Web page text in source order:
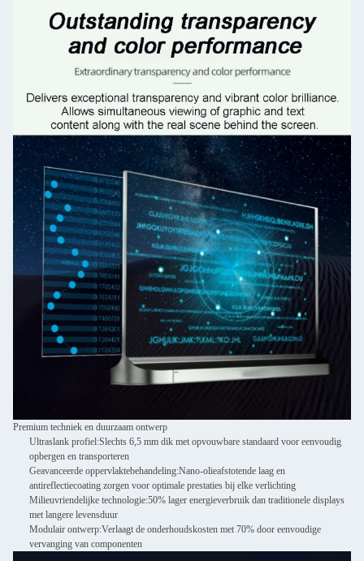
Premium techniek en duurzaam ontwerp
Ultraslank profiel:Slechts 6,5 mm dik met opvouwbare standaard voor eenvoudig
opbergen en transporteren
Geavanceerde oppervlaktebehandeling:Nano-olieafstotende laag en
antireflectiecoating zorgen voor optimale prestaties bij elke verlichting
Milieuvriendelijke technologie:50% lager energieverbruik dan traditionele displays
met langere levensduur
Modulair ontwerp:Verlaagt de onderhoudskosten met 70% door eenvoudige
vervanging van componenten